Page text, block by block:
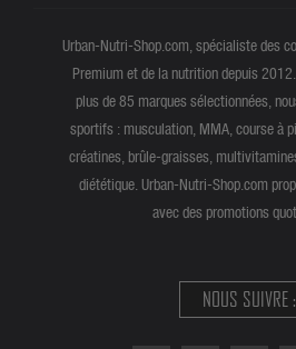
Urban-Nutri-Shop.com, spécialiste des
Premium et de la nutrition depuis
plus de 85 marques sélectionnées,
sportifs : musculation, MMA, course à
créatines, brûle-graisses,
diététique. Urban-Nutri-Shop.com
avec des promotions
NOUS SUIVRE :